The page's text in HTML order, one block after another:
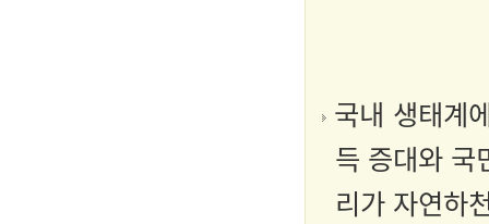
국내 생태계
득 증대와 국
리가 자연하